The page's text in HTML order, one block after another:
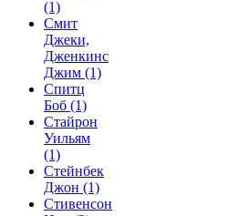
(1)
Смит
Джеки,
Дженкинс
Джим (1)
Спитц
Боб (1)
Стайрон
Уильям
(1)
Стейнбек
Джон (1)
Стивенсон